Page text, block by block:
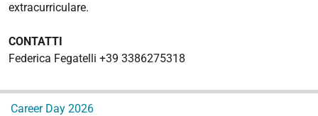
extracurriculare.
CONTATTI
Federica Fegatelli +39 3386275318
Career Day 2026